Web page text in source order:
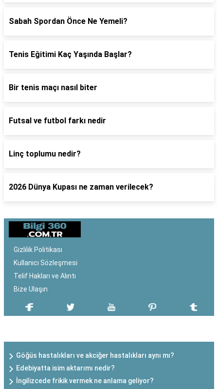
Sabah Spordan Önce Ne Yemeli?
Tenis Eğitimi Kaç Yaşında Başlar?
Bir tenis maçı nasıl biter
Futsal ve futbol farkı nedir
Linç toplumu nedir?
2026 Dünya Kupası ne zaman verilecek?
Gizlilik Politikası
Kullanıcı Sözleşmesi
Telif Hakları ve Alıntı
Bize Ulaşın
Göğüs hastalıkları ve akciğer hastalıkları aynı mı?
Edebiyatta isim aktarımı nedir?
İngilizcede frikik vermek ne anlama geliyor?